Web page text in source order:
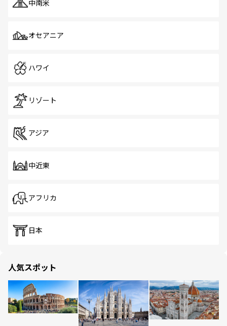
中南米
オセアニア
ハワイ
リゾート
アジア
中近東
アフリカ
日本
人気スポット